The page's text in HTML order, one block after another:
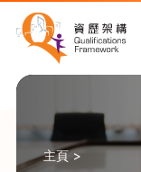
主頁 >